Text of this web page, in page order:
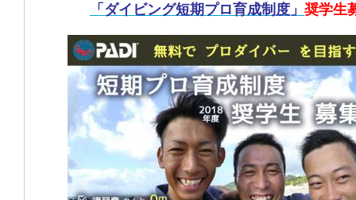
「ダイビング短期プロ育成制度」 奨学生